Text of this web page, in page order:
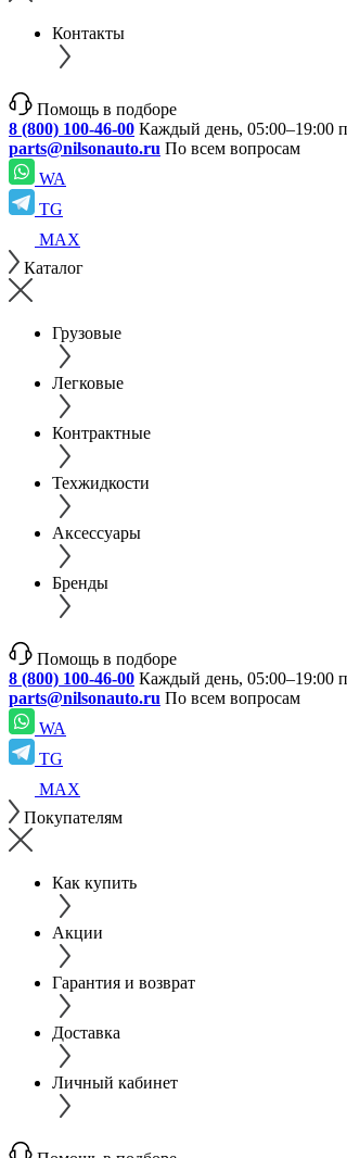
Контакты
Помощь в подборе
8 (800) 100-46-00 Каждый день, 05:00–19:00
parts@nilsonauto.ru По всем вопросам
WA
TG
MAX
Каталог
Грузовые
Легковые
Контрактные
Техжидкости
Аксессуары
Бренды
Помощь в подборе
8 (800) 100-46-00 Каждый день, 05:00–19:00
parts@nilsonauto.ru По всем вопросам
WA
TG
MAX
Покупателям
Как купить
Акции
Гарантия и возврат
Доставка
Личный кабинет